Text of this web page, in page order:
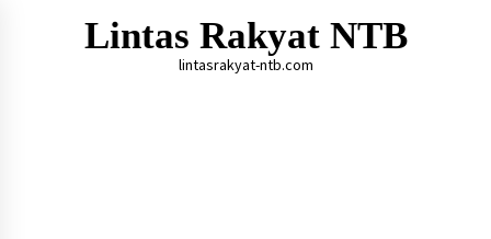
Lintas Rakyat NTB
lintasrakyat-ntb.com